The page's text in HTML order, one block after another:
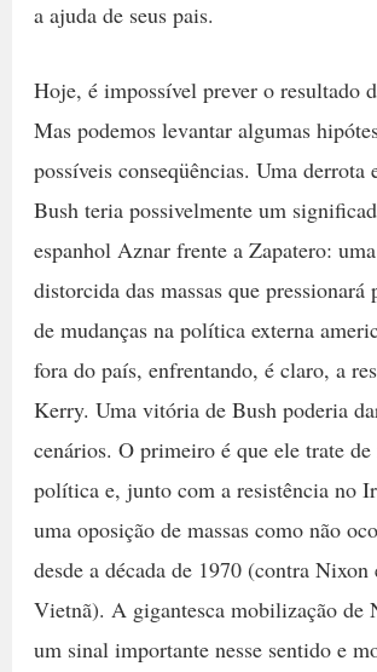
a ajuda de seus pais.
Hoje, é impossível prever o resultado
Mas podemos levantar algumas
possíveis conseqüências. Uma derrota
Bush teria possivelmente um
espanhol Aznar frente a Zapatero:
distorcida das massas que pressionará
de mudanças na política externa
fora do país, enfrentando, é claro, a
Kerry. Uma vitória de Bush poderia
cenários. O primeiro é que ele trate de
política e, junto com a resistência no
uma oposição de massas como não
desde a década de 1970 (contra Nixon
Vietnã). A gigantesca mobilização de
um sinal importante nesse sentido e